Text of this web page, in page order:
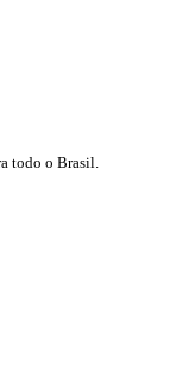
todo o Brasil.